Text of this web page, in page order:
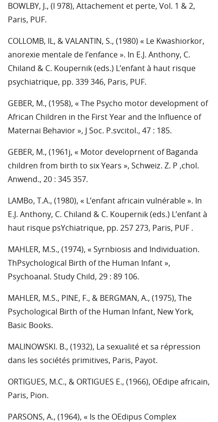
BOWLBY, J., (l 978), Attachement et perte, Vol. 1 & 2,
Paris, PUF.
COLLOMB, IL, & VALANTIN, S., (1980) « Le Kwashiorkor,
anorexie mentale de l’enfance ». In E.J. Anthony, C.
Chiland & C. Koupernik (eds.) L’enfant à haut risque
psychiatrique, pp. 339 346, Paris, PUF.
GEBER, M., (1958), « The Psycho motor development of
African Children in the First Year and the Influence of
Maternai Behavior », J Soc. P.svcitol., 47 : 185.
GEBER, M., (1961j, « Motor developrnent of Baganda
children from birth to six Years », Schweiz. Z. P ,chol.
Anwend., 20 : 345 357.
LAMBo, T.A., (1980), « L’enfant africain vulnérable ». In
E.J. Anthony, C. Chiland & C. Koupernik (eds.) L’enfant à
haut risque psYchiatrique, pp. 257 273, Paris, PUF .
MAHLER, M.S., (1974), « Syrnbiosis and Individuation.
ThPsychological Birth of the Human Infant »,
Psychoanal. Study Child, 29 : 89 106.
MAHLER, M.S., PINE, F., & BERGMAN, A., (1975), The
Psychological Birth of the Human Infant, New York,
Basic Books.
MALINOWSKI. B., (1932), La sexualité et sa répression
dans les sociétés primitives, Paris, Payot.
ORTIGUES, M.C., & ORTIGUES E., (1966), OEdipe africain,
Paris, Pion.
PARSONS, A., (1964), « Is the OEdipus Complex